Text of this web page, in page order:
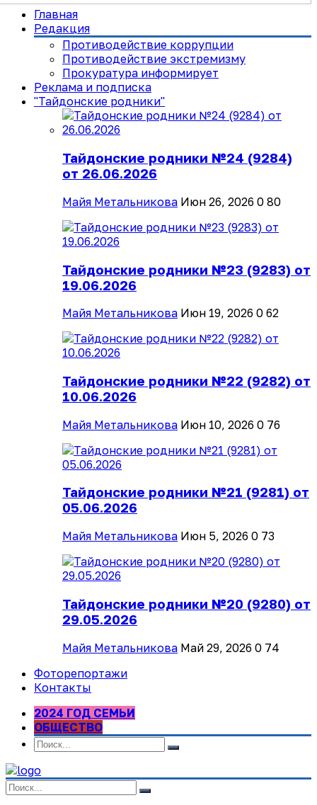
Главная
Редакция
Противодействие коррупции
Противодействие экстремизму
Прокуратура информирует
Реклама и подписка
"Тайдонские родники"
Тайдонские родники №24 (9284)
от 26.06.2026
Майя Метальникова Июн 26, 2026 0 80
Тайдонские родники №23 (9283) от
19.06.2026
Майя Метальникова Июн 19, 2026 0 62
Тайдонские родники №22 (9282) от
10.06.2026
Майя Метальникова Июн 10, 2026 0 76
Тайдонские родники №21 (9281) от
05.06.2026
Майя Метальникова Июн 5, 2026 0 73
Тайдонские родники №20 (9280) от
29.05.2026
Майя Метальникова Май 29, 2026 0 74
Фоторепортажи
Контакты
2024 ГОД СЕМЬИ
ОБЩЕСТВО